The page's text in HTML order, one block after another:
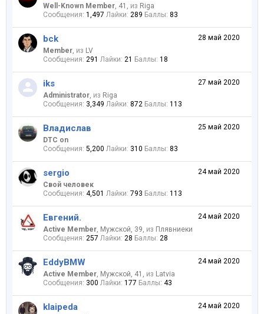
Well-Known Member, 41, из Riga
Сообщения: 1,497 Лайки: 289 Баллы: 83
28 май 2020
bck
Member, из LV
Сообщения: 291 Лайки: 21 Баллы: 18
27 май 2020
iks
Administrator, из Riga
Сообщения: 3,349 Лайки: 872 Баллы: 113
25 май 2020
Владислав
DTC on
Сообщения: 5,200 Лайки: 310 Баллы: 83
24 май 2020
sergio
Свой человек
Сообщения: 4,501 Лайки: 793 Баллы: 113
24 май 2020
Евгений.
Active Member, Мужской, 39, из Плявниеки
Сообщения: 257 Лайки: 28 Баллы: 28
24 май 2020
EddyBMW
Active Member, Мужской, 41, из Latvia
Сообщения: 300 Лайки: 177 Баллы: 43
24 май 2020
klaipeda